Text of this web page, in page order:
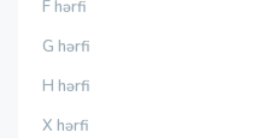
F hərfi
G hərfi
H hərfi
X hərfi